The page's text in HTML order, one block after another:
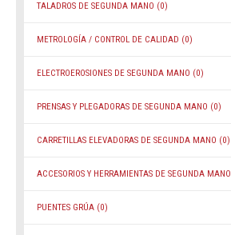
TALADROS DE SEGUNDA MANO (0)
METROLOGÍA / CONTROL DE CALIDAD (0)
ELECTROEROSIONES DE SEGUNDA MANO (0)
PRENSAS Y PLEGADORAS DE SEGUNDA MANO (0)
CARRETILLAS ELEVADORAS DE SEGUNDA MANO (0)
ACCESORIOS Y HERRAMIENTAS DE SEGUNDA MANO
PUENTES GRÚA (0)